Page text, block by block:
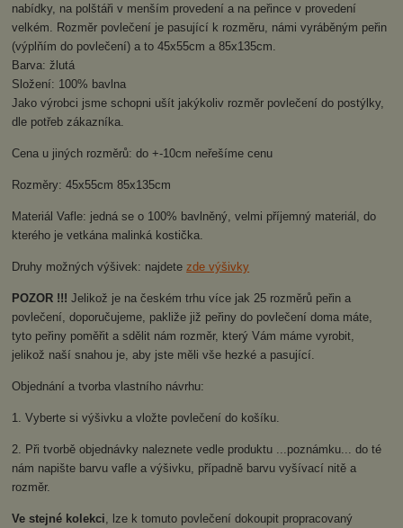
nabídky, na polštáři v menším provedení a na peřince v provedení
velkém. Rozměr povlečení je pasující k rozměru, námi vyráběným peřin
(výplňím do povlečení) a to 45x55cm a 85x135cm.
Barva: žlutá
Složení: 100% bavlna
Jako výrobci jsme schopni ušít jakýkoliv rozměr povlečení do postýlky,
dle potřeb zákazníka.
Cena u jiných rozměrů: do +-10cm neřešíme cenu
Rozměry: 45x55cm 85x135cm
Materiál Vafle: jedná se o 100% bavlněný, velmi příjemný materiál, do
kterého je vetkána malinká kostička.
Druhy možných výšivek: najdetezde výšivky
POZOR !!!Jelikož je na českém trhu více jak 25 rozměrů peřin a
povlečení, doporučujeme, pakliže již peřiny do povlečení doma máte,
tyto peřiny poměřit a sdělit nám rozměr, který Vám máme vyrobit,
jelikož naší snahou je, aby jste měli vše hezké a pasující.
Objednání a tvorba vlastního návrhu:
1. Vyberte si výšivku a vložte povlečení do košíku.
2. Při tvorbě objednávky naleznete vedle produktu ...poznámku... do té
nám napište barvu vafle a výšivku, případně barvu vyšívací nitě a
rozměr.
Ve stejné kolekci , lze k tomuto povlečení dokoupit propracovaný